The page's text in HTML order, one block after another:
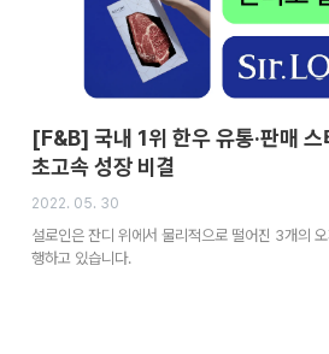
[F&B] 국내 1위 한우 유통·판매 스
초고속 성장 비결
2022. 05. 30
설로인은 잔디 위에서 물리적으로 떨어진 3개의
행하고 있습니다.